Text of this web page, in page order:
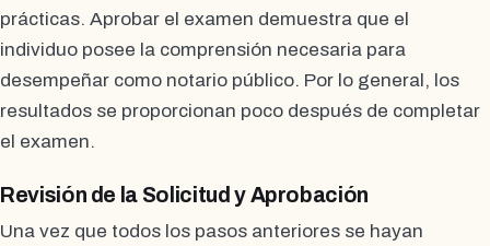
prácticas. Aprobar el examen demuestra que el
individuo posee la comprensión necesaria para
desempeñar como notario público. Por lo general, los
resultados se proporcionan poco después de completar
el examen.
Revisión de la Solicitud y Aprobación
Una vez que todos los pasos anteriores se hayan